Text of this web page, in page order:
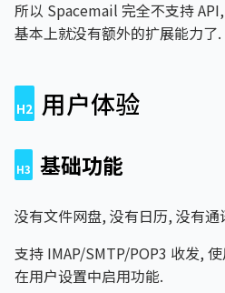
所以 Spacemail 完全不支持
基本上就没有额外的扩展能力了.
用户体验
基础功能
没有文件网盘, 没有日历, 没有通
支持 IMAP/SMTP/POP3 收发,
在用户设置中启用功能.